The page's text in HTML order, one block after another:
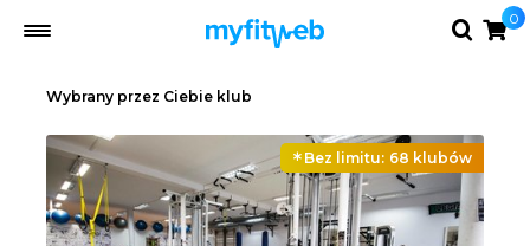
0
Wybrany przez Ciebie klub
Bez limitu: 68 klubów